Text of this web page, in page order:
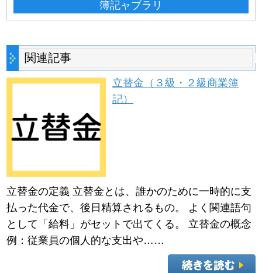
簿記ャブラリ
関連記事
立替金（３級・２級商業簿
記）
立替金の定義 立替金とは、誰かのために一時的に支
払った代金で、後日精算されるもの。 よく関連語句
として「給料」がセットで出てくる。 立替金の概念
例：従業員の個人的な支出や……